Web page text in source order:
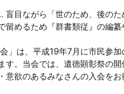
目ながら「世のため、後の
留めるため『群書類従』の編
」は、平成19年7月に市民参
す。当会では、遺徳顕彰祭の
欲のあるみなさんの入会をお